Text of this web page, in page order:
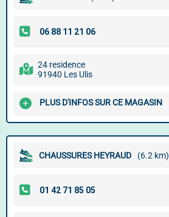
24 residence
91940 Les Ulis
PLUS D'INFOS SUR CE MAGASIN
CHAUSSURES HEYRAUD (6.2 km)